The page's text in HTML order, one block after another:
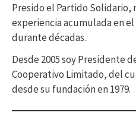
e
v
d
e
o
Presido el Partido Solidario,
experiencia acumulada en
durante décadas.
Desde 2005 soy Presidente
Cooperativo Limitado, del
desde su fundación en 1979.